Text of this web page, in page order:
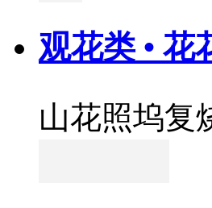
观花类 • 花
山花照坞复